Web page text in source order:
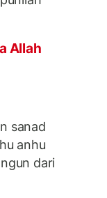
Allah
sanad
anhu
dari